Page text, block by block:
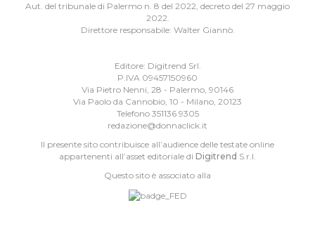
Aut. del tribunale di Palermo n. 8 del 2022, decreto del 27 maggio
2022.
Direttore responsabile: Walter Giannò.
Editore: Digitrend Srl.
P.IVA 09457150960
Via Pietro Nenni, 28 - Palermo, 90146
Via Paolo da Cannobio, 10 - Milano, 20123
Telefono 351136 9305
redazione@donnaclick.it
Il presente sito contribuisce all’audience delle testate online
appartenenti all’asset editoriale di Digitrend S.r.l.
Questo sito è associato alla